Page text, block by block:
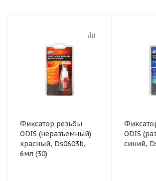
Фиксатор резьбы
ODIS (неразъемный)
красный, Ds0603b,
6мл (30)
ODIS
синий,